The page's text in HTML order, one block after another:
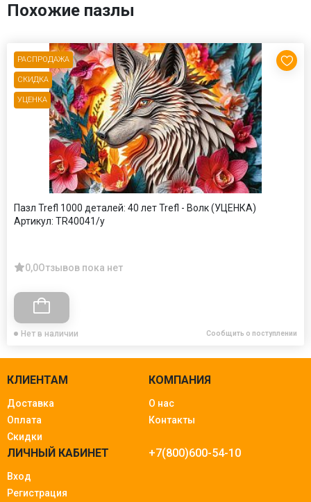
Похожие пазлы
РАСПРОДАЖА
СКИДКА
УЦЕНКА
Пазл Trefl 1000 деталей: 40 лет Trefl - Волк (УЦЕНКА)
Артикул: TR40041/у
0,0Отзывов пока нет
Нет в наличии Сообщить о поступлении
КЛИЕНТАМ
Доставка
Оплата
Скидки
КОМПАНИЯ
О нас
Контакты
ЛИЧНЫЙ КАБИНЕТ
Вход
Регистрация
+7(800)600-54-10